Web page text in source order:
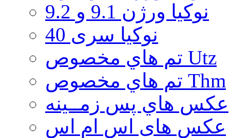
نوكيا ورژن 9.1 و 9.2
نوکیا سری 40
تم هاي مخصوص Utz
تم هاي مخصوص Thm
عكس هاي پس زمــينه
عكس های اس ام اس